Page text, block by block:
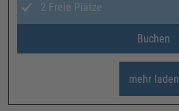
2 Freie Plätze
Buchen
mehr laden